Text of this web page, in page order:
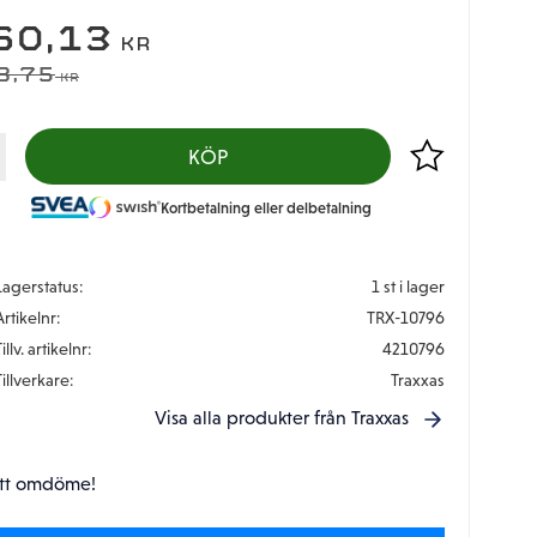
PRIS:
KR
PRIS:
KR
KÖP Lägg till i
Kortbetalning eller delbetalning
1 st i lager
TRX-10796
artikelnr
4210796
Traxxas
Visa alla produkter från Traxxas
omdöme!